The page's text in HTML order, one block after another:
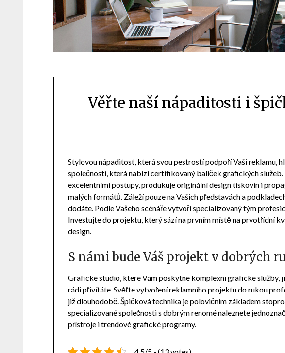
Věřte naší nápaditosti i
Stylovou nápaditost, která svou pestrostí podpoří Vaši reklamu,
společnosti, která nabízí certifikovaný balíček grafických
excelentními postupy, produkuje originální design tiskovin i
malých formátů. Záleží pouze na Vašich představách a
dodáte. Podle Vašeho scénáře vytvoří specializovaný tým
Investujte do projektu, který sází na prvním místě na prvotřídní
design.
S námi bude Váš projekt v dobrých
Grafické studio , které Vám poskytne komplexní grafické služby,
rádi přivítáte. Svěřte vytvoření reklamního projektu do rukou
již dlouhodobě. Špičková technika je polovičním základem
specializované společnosti s dobrým renomé naleznete
přístroje i trendové grafické programy.
4.5/5 - (13 votes)